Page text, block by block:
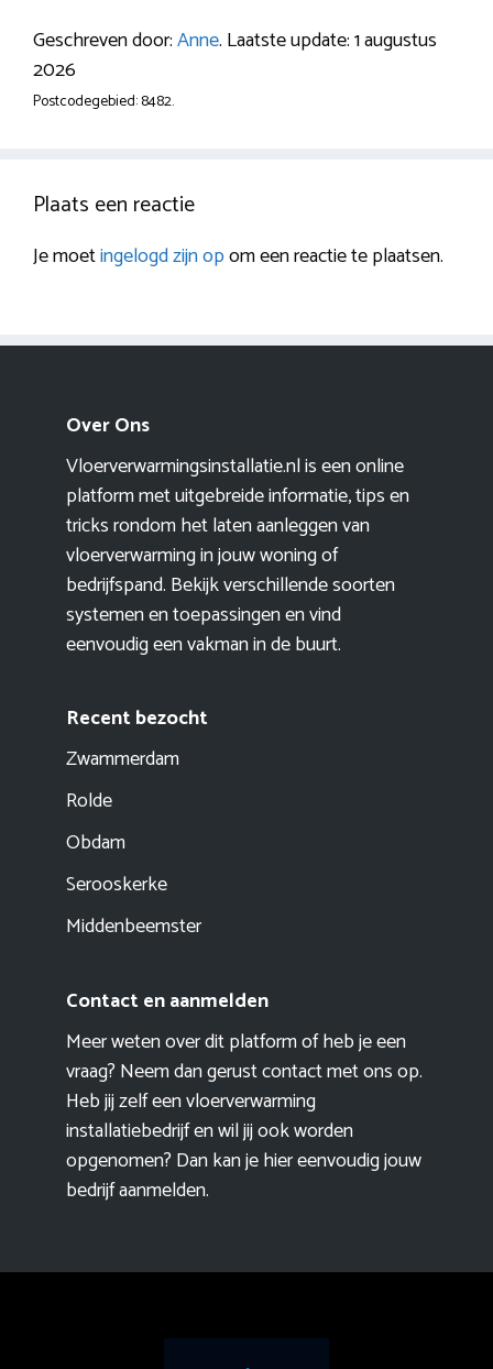
Geschreven door:Anne. Laatste update: 1 augustus
2026
Postcodegebied: 8482.
Plaats een reactie
Je moetingelogd zijn opom een reactie te plaatsen.
Over Ons
Vloerverwarmingsinstallatie.nl is een online
platform met uitgebreide informatie, tips en
tricks rondom het laten aanleggen van
vloerverwarming in jouw woning of
bedrijfspand. Bekijk verschillende soorten
systemen en toepassingen en vind
eenvoudig een vakman in de buurt.
Recent bezocht
Zwammerdam
Rolde
Obdam
Serooskerke
Middenbeemster
Contact en aanmelden
Meer weten over dit platform of heb je een
vraag? Neem dan gerust contact met ons op.
Heb jij zelf een vloerverwarming
installatiebedrijf en wil jij ook worden
opgenomen? Dan kan je hier eenvoudigjouw
bedrijf aanmelden.